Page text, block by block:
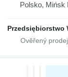
Polsko, Mińsk
Przedsiębiorstwo